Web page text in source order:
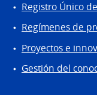
Registro Único
Regímenes de
Proyectos e
Gestión del